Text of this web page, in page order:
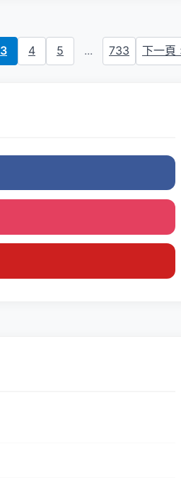
3 4 5 ... 733 下一頁